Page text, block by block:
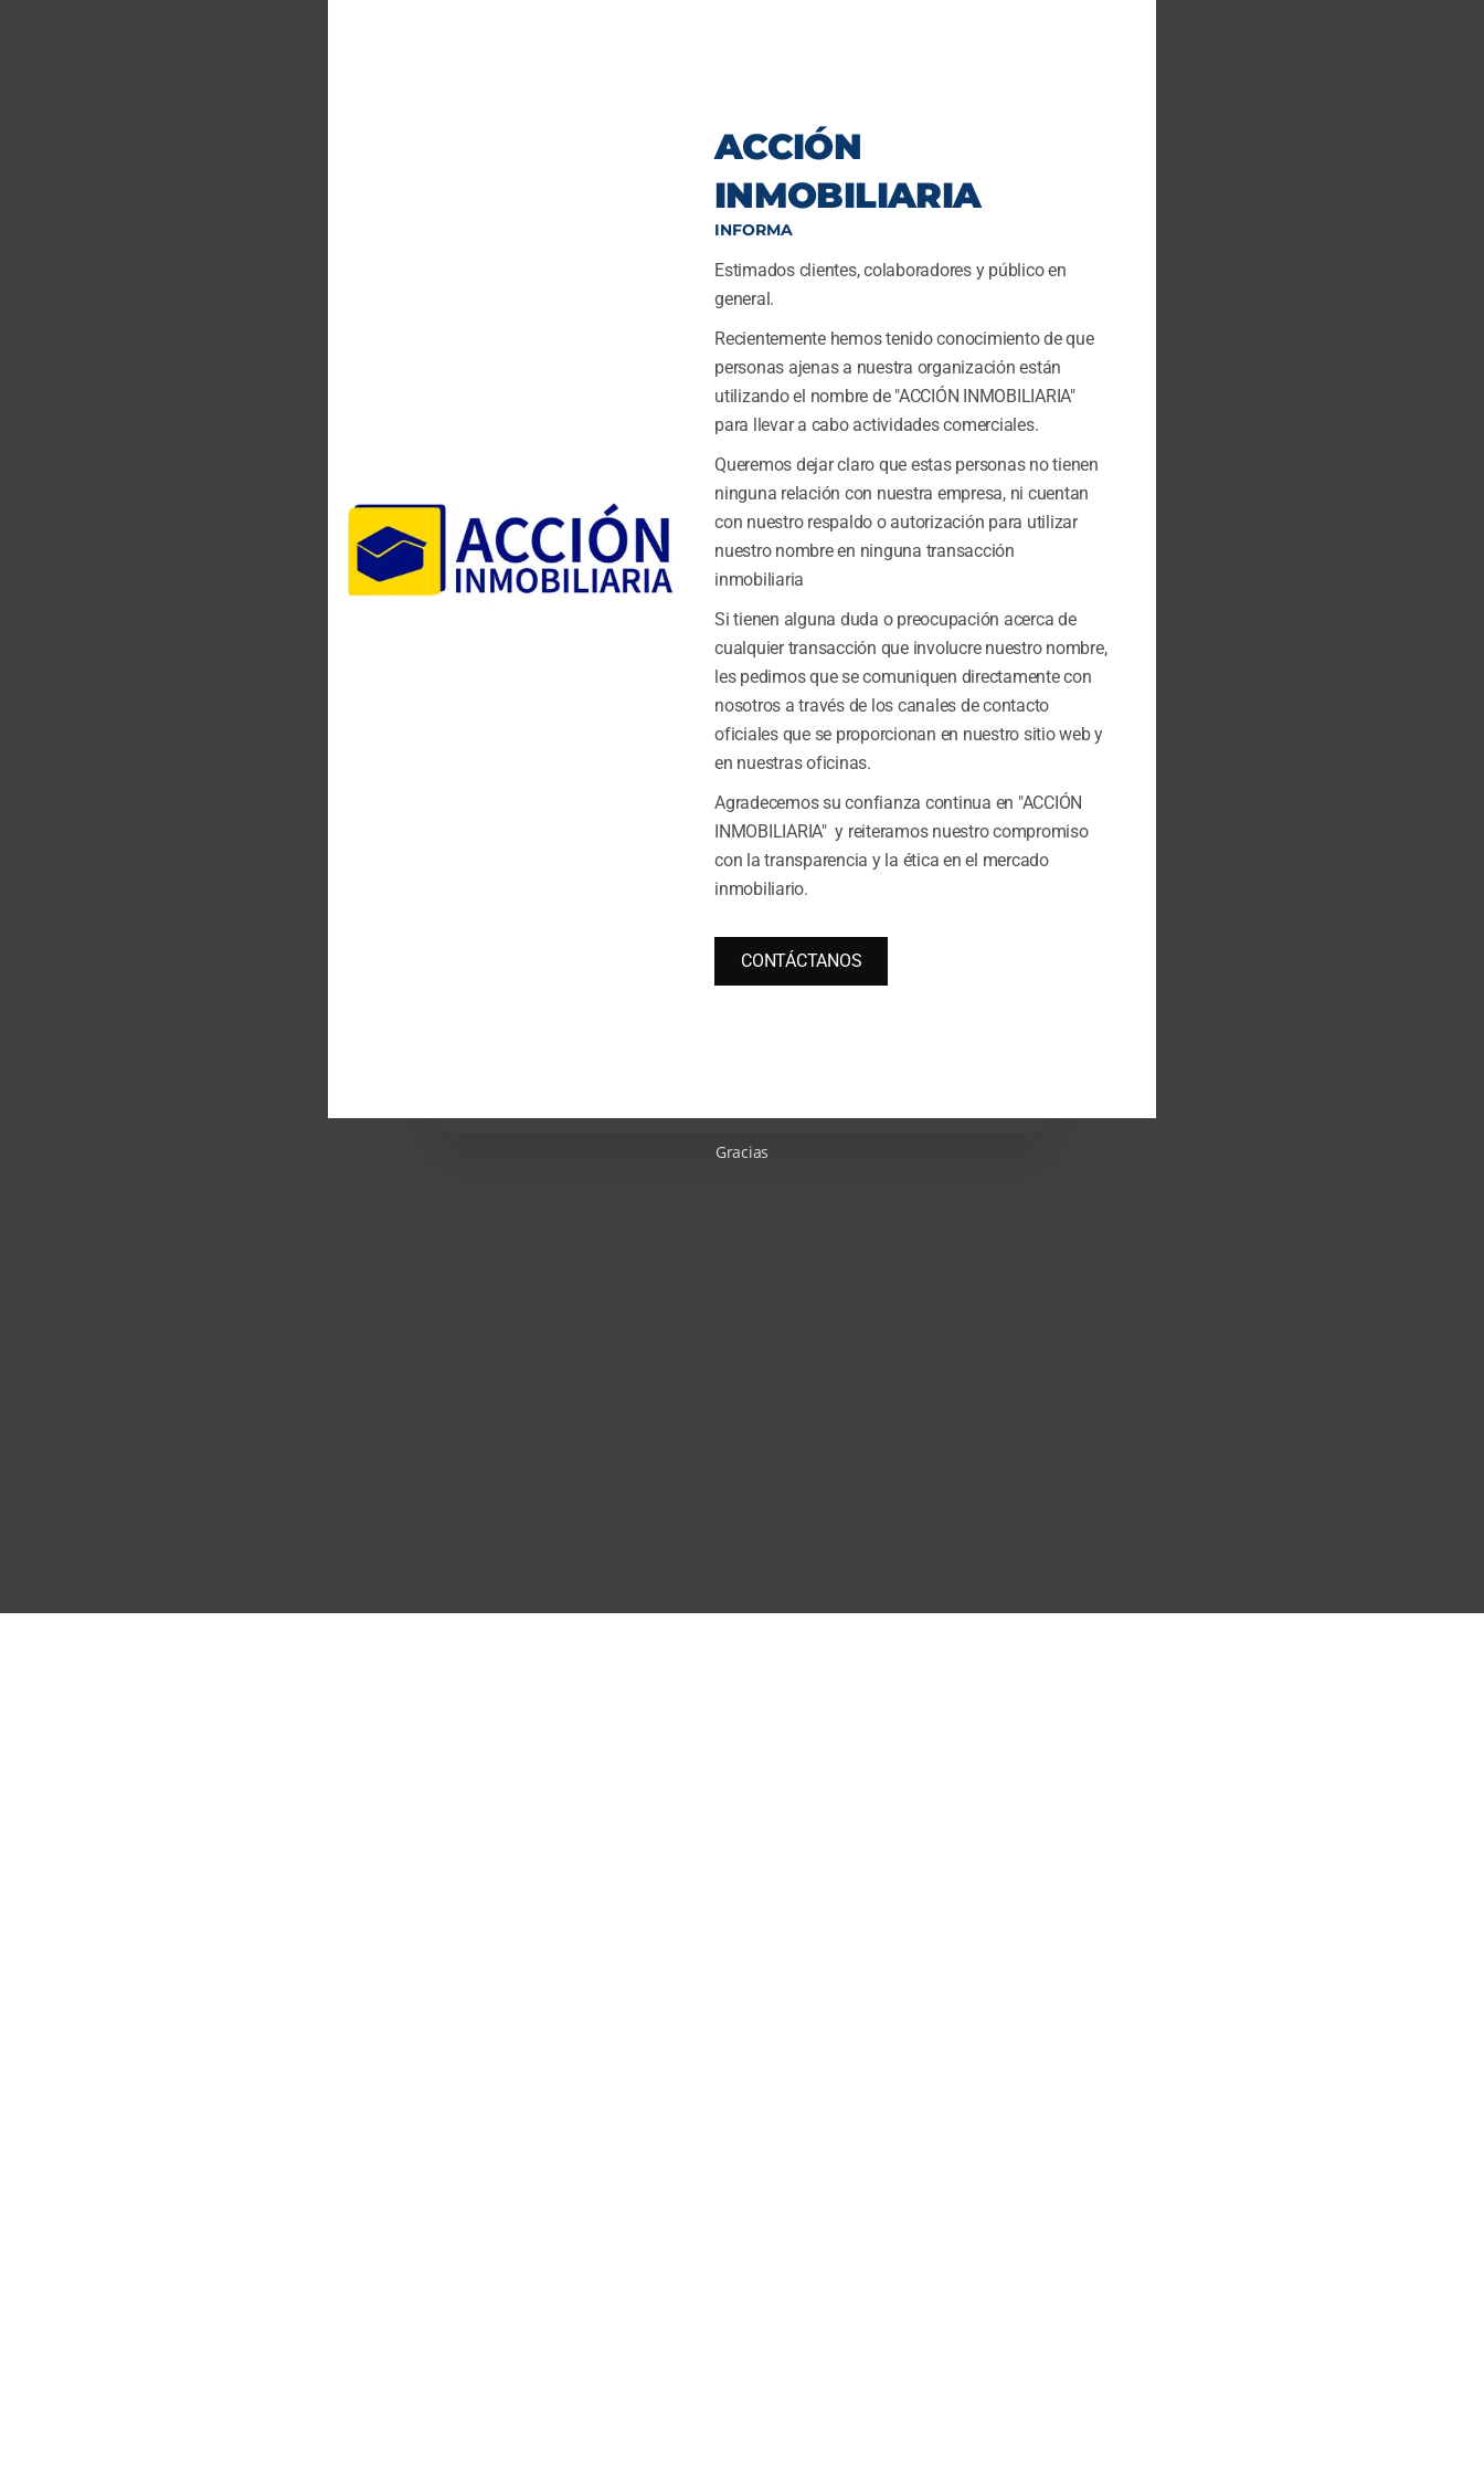
Tu mejor Acción
Sitio web
Facebook
Instagram
ACCIÓN
INMOBILIARIA
INFORMA
Estimados clientes, colaboradores y público en
general.
Recientemente hemos tenido conocimiento de que
personas ajenas a nuestra organización están
utilizando el nombre de "ACCIÓN INMOBILIARIA"
para llevar a cabo actividades comerciales.
Queremos dejar claro que estas personas no tienen
ninguna relación con nuestra empresa, ni cuentan
con nuestro respaldo o autorización para utilizar
nuestro nombre en ninguna transacción
inmobiliaria
Si tienen alguna duda o preocupación acerca de
cualquier transacción que involucre nuestro nombre,
les pedimos que se comuniquen directamente con
nosotros a través de los canales de contacto
oficiales que se proporcionan en nuestro sitio web y
en nuestras oficinas.
Agradecemos su confianza continua en "ACCIÓN
INMOBILIARIA" y reiteramos nuestro compromiso
con la transparencia y la ética en el mercado
inmobiliario.
CONTÁCTANOS
Gracias